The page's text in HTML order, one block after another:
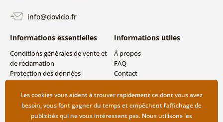
info@dovido.fr
Informations essentielles
Conditions générales de vente et
de réclamation
Protection des données
Modes de livraison et de
paiement
Retour des produits
Informations utiles
À propos
FAQ
Contact
Les cookies vous aident à trouver rapidement ce dont vous avez
besoin, vous font gagner du temps et empêchent l’affichage de
publicités qui ne vous intéressent pas. Nous utilisons les